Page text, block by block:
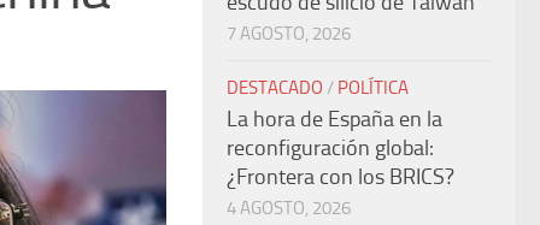
7 AGOSTO, 2026
DESTACADO / POLÍTICA
La hora de España en la
reconfiguración global:
¿Frontera con los BRICS?
4 AGOSTO, 2026